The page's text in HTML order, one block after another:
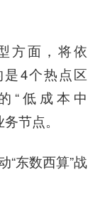
方面，将依
是4个热点区
“低成本中
节点。
“东数西算”战